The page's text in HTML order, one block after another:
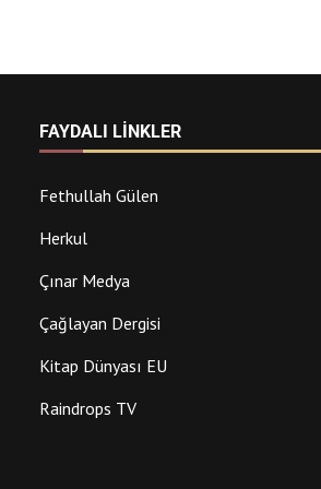
FAYDALI LINKLER
Fethullah Gülen
Herkul
Çınar Medya
Çağlayan Dergisi
Kitap Dünyası EU
Raindrops TV